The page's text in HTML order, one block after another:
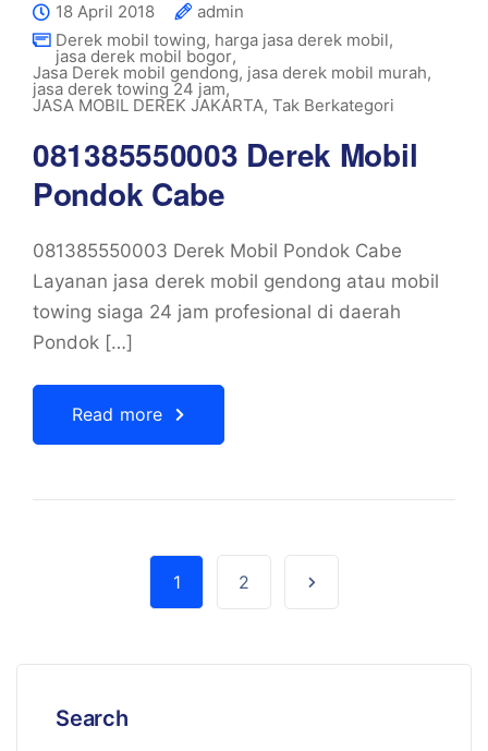
18 April 2018
admin
Derek mobil towing, harga jasa derek mobil,
jasa derek mobil bogor,
Jasa Derek mobil gendong, jasa derek mobil murah,
jasa derek towing 24 jam,
JASA MOBIL DEREK JAKARTA, Tak Berkategori
081385550003 Derek Mobil
Pondok Cabe
081385550003 Derek Mobil Pondok Cabe
Layanan jasa derek mobil gendong atau mobil
towing siaga 24 jam profesional di daerah
Pondok […]
Read more
1 2
Search